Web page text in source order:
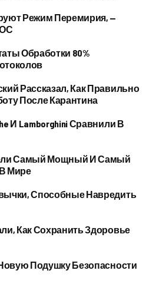
Режим Перемирия, —
Обработки 80%
Рассказал, Как Правильно
После Карантина
И Lamborghini Сравнили В
Самый Мощный И Самый
Мире
Способные Навредить
Как Сохранить Здоровье
Новую Подушку Безопасности